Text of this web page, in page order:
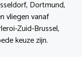
Dortmund,
vliegen vanaf
Zuid-Brussel,
keuze zijn.